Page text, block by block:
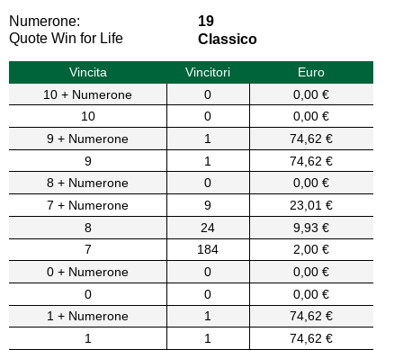
Numerone:
19
Quote Win for Life
Classico
Vincita Vincitori
Euro
10 + Numerone
0
0,00 €
10
0
0,00 €
9 + Numerone
1
74,62 €
9
1
74,62 €
8 + Numerone
0
0,00 €
7 + Numerone
9
23,01 €
8
24
9,93 €
7
184
2,00 €
0 + Numerone
0
0,00 €
0
0
0,00 €
1 + Numerone
1
74,62 €
1
1
74,62 €